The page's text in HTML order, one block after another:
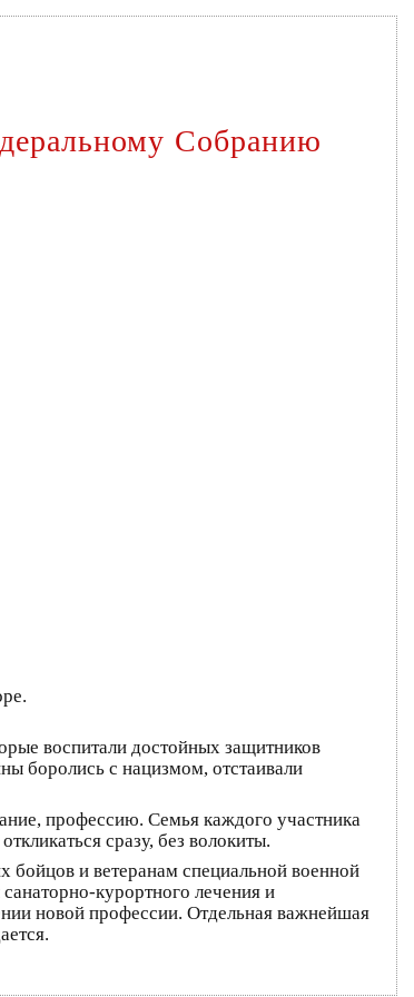
Собранию
воспитали достойных защитников
боролись с нацизмом, отстаивали
профессию. Семья каждого участника
сразу, без волокиты.
бойцов и ветеранам специальной военной
курортного лечения и
новой профессии. Отдельная важнейшая